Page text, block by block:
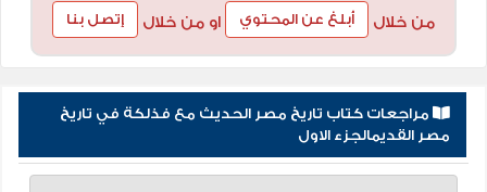
من خلال
أبلغ عن المحتوي او من خلال إتصل بنا
مراجعات كتاب تاريخ مصر الحديث مع فذلكة في تاريخ
مصر القديمالجزء الاول